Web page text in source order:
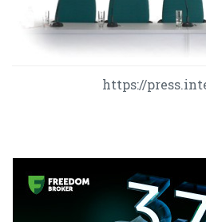
https://